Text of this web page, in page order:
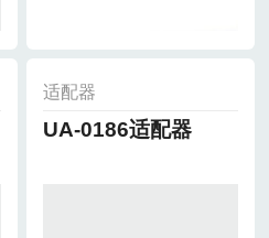
适配器
UA-0186适配器